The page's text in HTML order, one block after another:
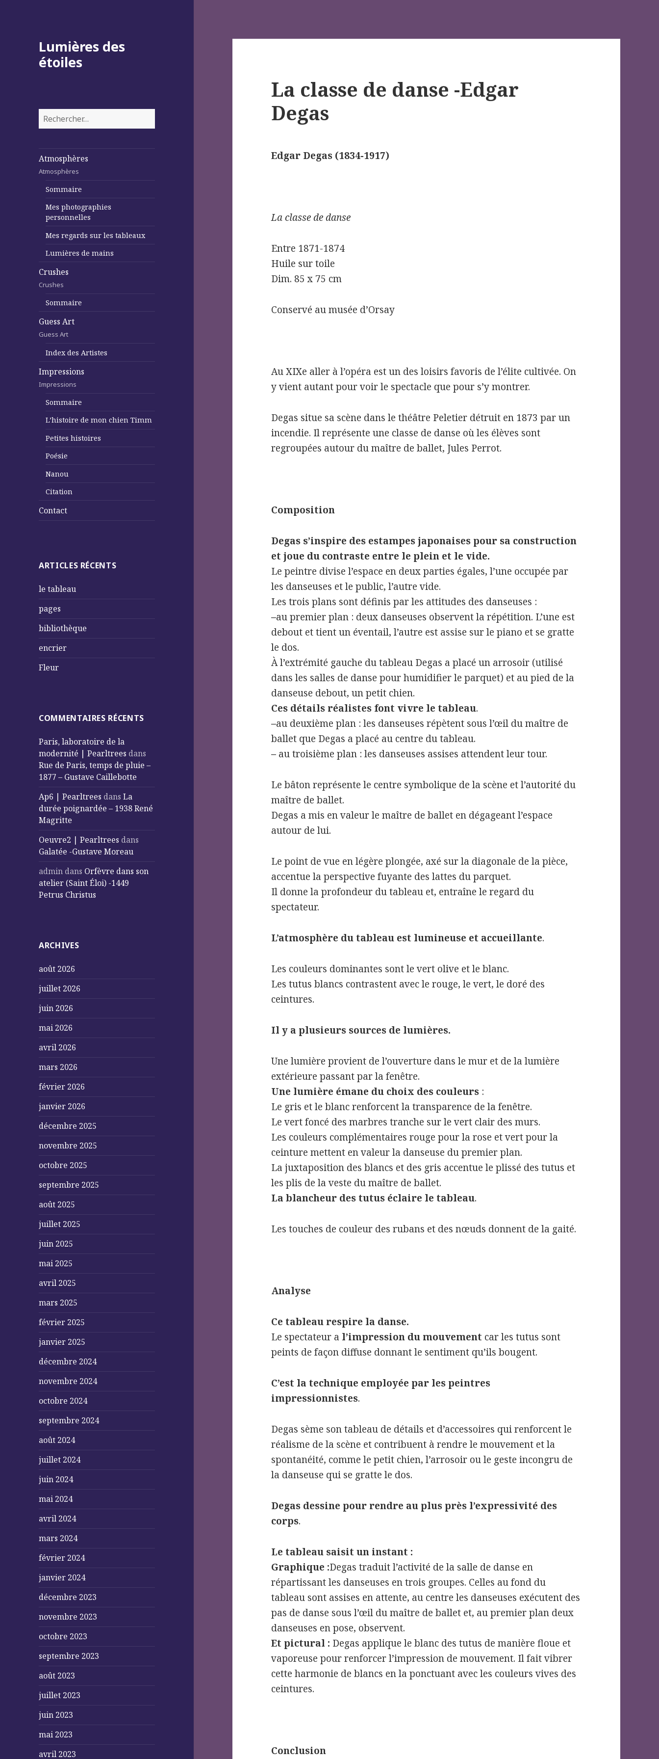
Lumières des
étoiles
Rechercher :
Atmosphères
Atmosphères
Sommaire
Mes photographies
personnelles
Mes regards sur les tableaux
Lumières de mains
Crushes
Crushes
Sommaire
Guess Art
Guess Art
Index des Artistes
Impressions
Impressions
Sommaire
L’histoire de mon chien Timm
Petites histoires
Poésie
Nanou
Citation
Contact
ARTICLES RÉCENTS
le tableau
pages
bibliothèque
encrier
Fleur
COMMENTAIRES RÉCENTS
Paris, laboratoire de la
modernité | Pearltrees dans
Rue de Paris, temps de pluie –
1877 – Gustave Caillebotte
Ap6 | Pearltrees dansLa
durée poignardée – 1938 René
Magritte
Oeuvre2 | Pearltrees dans
Galatée -Gustave Moreau
admin dans Orfèvre dans son
atelier (Saint Éloi) -1449
Petrus Christus
ARCHIVES
août 2026
juillet 2026
juin 2026
mai 2026
avril 2026
mars 2026
février 2026
janvier 2026
décembre 2025
novembre 2025
octobre 2025
septembre 2025
août 2025
juillet 2025
juin 2025
mai 2025
avril 2025
mars 2025
février 2025
janvier 2025
décembre 2024
novembre 2024
octobre 2024
septembre 2024
août 2024
juillet 2024
juin 2024
mai 2024
avril 2024
mars 2024
février 2024
janvier 2024
décembre 2023
novembre 2023
octobre 2023
septembre 2023
août 2023
juillet 2023
juin 2023
mai 2023
avril 2023
La classe de danse -Edgar
Degas
Edgar Degas (1834-1917)
La classe de danse
Entre 1871-1874
Huile sur toile
Dim. 85 x 75 cm
Conservé au musée d’Orsay
Au XIXe aller à l’opéra est un des loisirs favoris de l’élite cultivée. On
y vient autant pour voir le spectacle que pour s’y montrer.
Degas situe sa scène dans le théâtre Peletier détruit en 1873 par un
incendie. Il représente une classe de danse où les élèves sont
regroupées autour du maître de ballet, Jules Perrot.
Composition
Degas s’inspire des estampes japonaises pour sa construction
et joue du contraste entre le plein et le vide.
Le peintre divise l’espace en deux parties égales, l’une occupée par
les danseuses et le public, l’autre vide.
Les trois plans sont définis par les attitudes des danseuses :
–au premier plan : deux danseuses observent la répétition. L’une est
debout et tient un éventail, l’autre est assise sur le piano et se gratte
le dos.
À l’extrémité gauche du tableau Degas a placé un arrosoir (utilisé
dans les salles de danse pour humidifier le parquet) et au pied de la
danseuse debout, un petit chien.
Ces détails réalistes font vivre le tableau.
–au deuxième plan : les danseuses répètent sous l’œil du maître de
ballet que Degas a placé au centre du tableau.
– au troisième plan : les danseuses assises attendent leur tour.
Le bâton représente le centre symbolique de la scène et l’autorité du
maître de ballet.
Degas a mis en valeur le maître de ballet en dégageant l’espace
autour de lui.
Le point de vue en légère plongée, axé sur la diagonale de la pièce,
accentue la perspective fuyante des lattes du parquet.
Il donne la profondeur du tableau et, entraîne le regard du
spectateur.
L’atmosphère du tableau est lumineuse et accueillante.
Les couleurs dominantes sont le vert olive et le blanc.
Les tutus blancs contrastent avec le rouge, le vert, le doré des
ceintures.
Il y a plusieurs sources de lumières.
Une lumière provient de l’ouverture dans le mur et de la lumière
extérieure passant par la fenêtre.
Une lumière émane du choix des couleurs :
Le gris et le blanc renforcent la transparence de la fenêtre.
Le vert foncé des marbres tranche sur le vert clair des murs.
Les couleurs complémentaires rouge pour la rose et vert pour la
ceinture mettent en valeur la danseuse du premier plan.
La juxtaposition des blancs et des gris accentue le plissé des tutus et
les plis de la veste du maître de ballet.
La blancheur des tutus éclaire le tableau.
Les touches de couleur des rubans et des nœuds donnent de la gaité.
Analyse
Ce tableau respire la danse.
Le spectateur a l’impression du mouvement car les tutus sont
peints de façon diffuse donnant le sentiment qu’ils bougent.
C’est la technique employée par les peintres
impressionnistes.
Degas sème son tableau de détails et d’accessoires qui renforcent le
réalisme de la scène et contribuent à rendre le mouvement et la
spontanéité, comme le petit chien, l’arrosoir ou le geste incongru de
la danseuse qui se gratte le dos.
Degas dessine pour rendre au plus près l’expressivité des
corps.
Le tableau saisit un instant :
Graphique :Degas traduit l’activité de la salle de danse en
répartissant les danseuses en trois groupes. Celles au fond du
tableau sont assises en attente, au centre les danseuses exécutent des
pas de danse sous l’œil du maître de ballet et, au premier plan deux
danseuses en pose, observent.
Et pictural : Degas applique le blanc des tutus de manière floue et
vaporeuse pour renforcer l’impression de mouvement. Il fait vibrer
cette harmonie de blancs en la ponctuant avec les couleurs vives des
ceintures.
Conclusion